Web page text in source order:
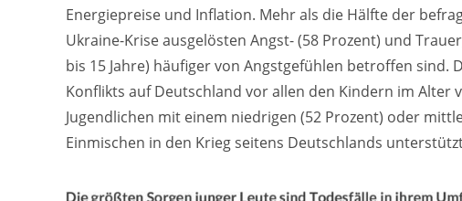
Energiepreise und Inflation. Mehr als die Hälfte der
Ukraine-Krise ausgelösten Angst- (58 Prozent) und
bis 15 Jahre) häufiger von Angstgefühlen betroffen sind.
Konflikts auf Deutschland vor allen den Kindern im Alter
Jugendlichen mit einem niedrigen (52 Prozent) oder
Einmischen in den Krieg seitens Deutschlands